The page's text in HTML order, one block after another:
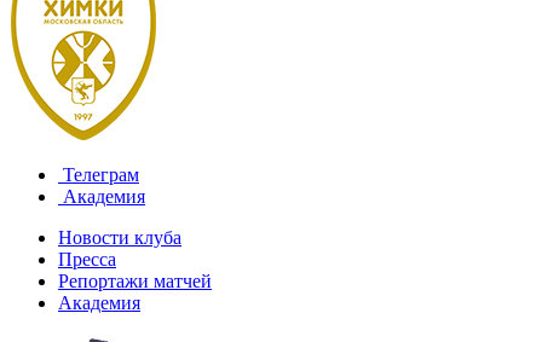
Телеграм
Академия
Новости клуба
Пресса
Репортажи матчей
Академия